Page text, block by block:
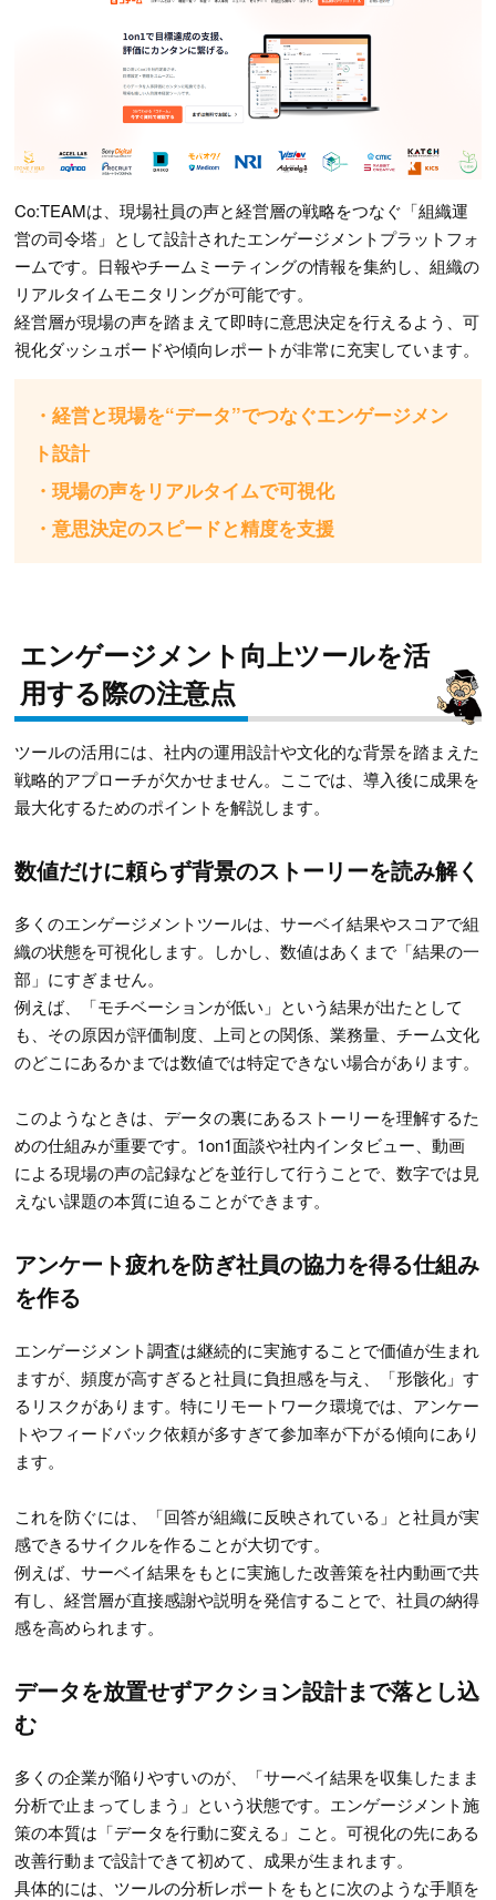
Co:TEAMは、現場社員の声と経営層の戦略をつなぐ「組織運
営の司令塔」として設計されたエンゲージメントプラットフォ
ームです。日報やチームミーティングの情報を集約し、組織の
リアルタイムモニタリングが可能です。
経営層が現場の声を踏まえて即時に意思決定を行えるよう、可
視化ダッシュボードや傾向レポートが非常に充実しています。
・経営と現場を“データ”でつなぐエンゲージメン
ト設計
・現場の声をリアルタイムで可視化
・意思決定のスピードと精度を支援
エンゲージメント向上ツールを活
用する際の注意点
ツールの活用には、社内の運用設計や文化的な背景を踏まえた
戦略的アプローチが欠かせません。ここでは、導入後に成果を
最大化するためのポイントを解説します。
数値だけに頼らず背景のストーリーを読み解く
多くのエンゲージメントツールは、サーベイ結果やスコアで組
織の状態を可視化します。しかし、数値はあくまで「結果の一
部」にすぎません。
例えば、「モチベーションが低い」という結果が出たとして
も、その原因が評価制度、上司との関係、業務量、チーム文化
のどこにあるかまでは数値では特定できない場合があります。
このようなときは、データの裏にあるストーリーを理解するた
めの仕組みが重要です。1on1面談や社内インタビュー、動画
による現場の声の記録などを並行して行うことで、数字では見
えない課題の本質に迫ることができます。
アンケート疲れを防ぎ社員の協力を得る仕組み
を作る
エンゲージメント調査は継続的に実施することで価値が生まれ
ますが、頻度が高すぎると社員に負担感を与え、「形骸化」す
るリスクがあります。特にリモートワーク環境では、アンケー
トやフィードバック依頼が多すぎて参加率が下がる傾向にあり
ます。
これを防ぐには、「回答が組織に反映されている」と社員が実
感できるサイクルを作ることが大切です。
例えば、サーベイ結果をもとに実施した改善策を社内動画で共
有し、経営層が直接感謝や説明を発信することで、社員の納得
感を高められます。
データを放置せずアクション設計まで落とし込
む
多くの企業が陥りやすいのが、「サーベイ結果を収集したまま
分析で止まってしまう」という状態です。エンゲージメント施
策の本質は「データを行動に変える」こと。可視化の先にある
改善行動まで設計できて初めて、成果が生まれます。
具体的には、ツールの分析レポートをもとに次のような手順を